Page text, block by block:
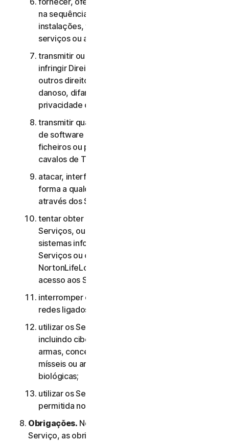
na sequência de um contrato de gestão de
instalações, timesharing, fornecimento de
serviços ou agenciamento de serviços;
transmitir ou armazenar material que possa
infringir Direitos de Propriedade Intelectual ou
outros direitos de terceiros ou que seja ilegal,
danoso, difamatório, injurioso ou invasivo da
privacidade de terceiros;
transmitir qualquer material que contenha vírus
de software ou outro código informático,
ficheiros ou programas prejudiciais, como
cavalos de Troia, worms ou time bombs;
atacar, interferir, negar o serviço de qualquer
forma a qualquer outra rede, computador ou nó
através dos Serviços;
tentar obter acesso não autorizado a quaisquer
Serviços, ou às contas de outros utilizadores, ou
sistemas informáticos ou redes ligados aos
Serviços ou contornar quaisquer medidas que a
NortonLifeLock utilize para evitar ou restringir o
acesso aos Serviços;
interromper ou interferir com servidores ou
redes ligados a quaisquer Serviços;
utilizar os Serviços para quaisquer fins militares,
incluindo ciberguerra, desenvolvimento de
armas, conceção, fabrico ou produção de
mísseis ou armas nucleares, químicas ou
biológicas;
utilizar os Serviços de qualquer forma não
permitida nos termos do presente Contrato.
Obrigações. No que diz respeito à utilização do
Serviço, as obrigações do Utilizador são as